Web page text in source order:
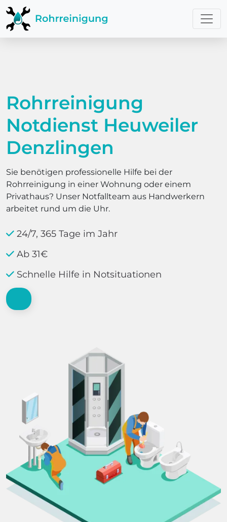
Rohrreinigung
Notdienst Heuweiler
Denzlingen
Sie benötigen professionelle Hilfe bei der
Rohrreinigung in einer Wohnung oder einem
Privathaus? Unser Notfallteam aus Handwerkern
arbeitet rund um die Uhr.
24/7, 365 Tage im Jahr
Ab 31€
Schnelle Hilfe in Notsituationen